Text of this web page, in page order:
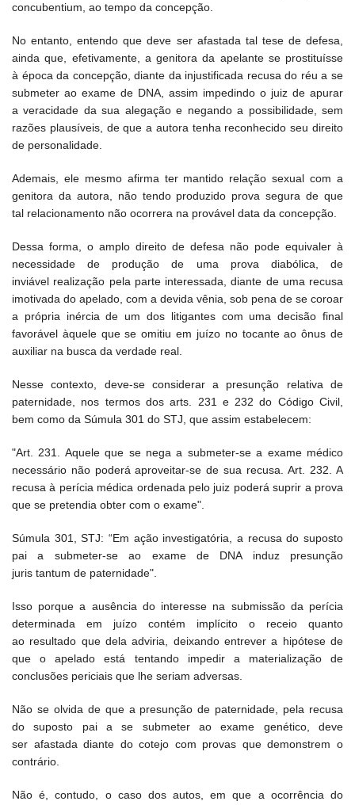
concubentium, ao tempo da concepção.
No entanto, entendo que deve ser afastada tal tese de defesa,
ainda que, efetivamente, a genitora da apelante se prostituísse
à época da concepção, diante da injustificada recusa do réu a se
submeter ao exame de DNA, assim impedindo o juiz de apurar
a veracidade da sua alegação e negando a possibilidade, sem
razões plausíveis, de que a autora tenha reconhecido seu direito
de personalidade.
Ademais, ele mesmo afirma ter mantido relação sexual com a
genitora da autora, não tendo produzido prova segura de que
tal relacionamento não ocorrera na provável data da concepção.
Dessa forma, o amplo direito de defesa não pode equivaler à
necessidade de produção de uma prova diabólica, de
inviável realização pela parte interessada, diante de uma recusa
imotivada do apelado, com a devida vênia, sob pena de se coroar
a própria inércia de um dos litigantes com uma decisão final
favorável àquele que se omitiu em juízo no tocante ao ônus de
auxiliar na busca da verdade real.
Nesse contexto, deve-se considerar a presunção relativa de
paternidade, nos termos dos arts. 231 e 232 do Código Civil,
bem como da Súmula 301 do STJ, que assim estabelecem:
"Art. 231. Aquele que se nega a submeter-se a exame médico
necessário não poderá aproveitar-se de sua recusa. Art. 232. A
recusa à perícia médica ordenada pelo juiz poderá suprir a prova
que se pretendia obter com o exame".
Súmula 301, STJ: “Em ação investigatória, a recusa do suposto
pai a submeter-se ao exame de DNA induz presunção
juris tantum de paternidade".
Isso porque a ausência do interesse na submissão da perícia
determinada em juízo contém implícito o receio quanto
ao resultado que dela adviria, deixando entrever a hipótese de
que o apelado está tentando impedir a materialização de
conclusões periciais que lhe seriam adversas.
Não se olvida de que a presunção de paternidade, pela recusa
do suposto pai a se submeter ao exame genético, deve
ser afastada diante do cotejo com provas que demonstrem o
contrário.
Não é, contudo, o caso dos autos, em que a ocorrência do